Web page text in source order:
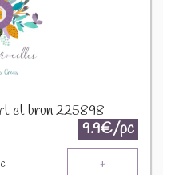
et brun 225898
9.9€/pc
+